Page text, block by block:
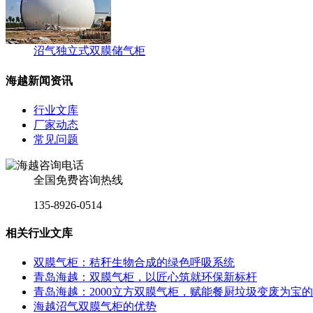
沼气独立式双膜储气柜
海越新闻资讯
行业文库
厂家动态
常见问题
全国免费咨询热线
135-8926-0514
相关行业文库
双膜气柜：秸秆生物合成的绿色呼吸系统
青岛海越：双膜气柜，以匠心筑就环保新标杆
青岛海越：2000立方双膜气柜，赋能餐厨垃圾变废为宝
海越沼气双膜气柜的优势